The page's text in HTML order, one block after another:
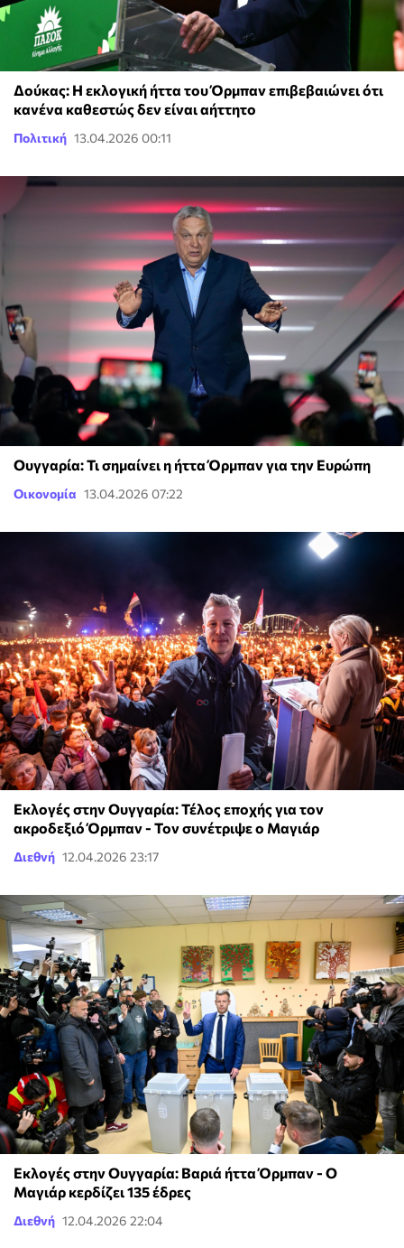
Δούκας: Η εκλογική ήττα του Όρμπαν επιβεβαιώνει ότι
κανένα καθεστώς δεν είναι αήττητο
Πολιτική 13.04.2026 00:11
Ουγγαρία: Τι σημαίνει η ήττα Όρμπαν για την Ευρώπη
Οικονομία 13.04.2026 07:22
Εκλογές στην Ουγγαρία: Τέλος εποχής για τον
ακροδεξιό Όρμπαν - Τον συνέτριψε ο Μαγιάρ
Διεθνή 12.04.2026 23:17
Εκλογές στην Ουγγαρία: Βαριά ήττα Όρμπαν - Ο
Μαγιάρ κερδίζει 135 έδρες
Διεθνή 12.04.2026 22:04